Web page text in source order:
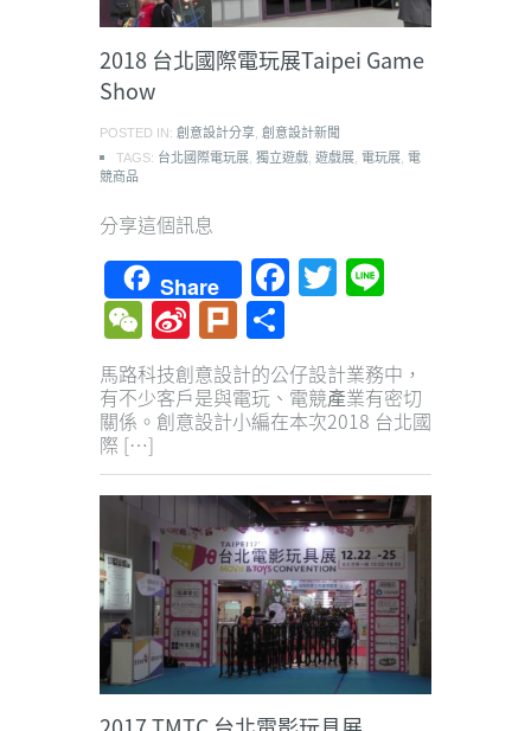
2018 台北國際電玩展Taipei Game
Show
POSTED IN: 創意設計分享 創意設計新聞
TAGS: 台北國際電玩展 獨立遊戲 遊戲展 電玩展 電
競商品
分享這個訊息
Share Facebook
Twitter
WeChat
Sina
Weibo
Plurk
馬路科技創意設計的公仔設計業務中，
有不少客戶是與電玩、電競產業有密切
關係。創意設計小編在本次2018 台北國
際 […]